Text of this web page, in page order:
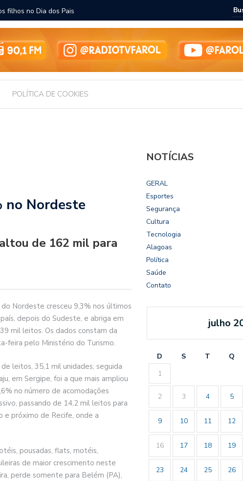
no Dia dos Pais
Câmara dialoga com UFAL e
Legislativo
POLÍTICA DE COOKIES
no Nordeste
de 162 mil para
Nordeste cresceu 9,3% nos últimos
depois do Sudeste, e abriga em
mil leitos. Os dados constam da
feira pelo Ministério do Turismo.
leitos, 35,1 mil unidades, seguida
em Sergipe, foi a que mais ampliou
no número de acomodações
passando de 14,2 mil leitos para
e próximo de Recife, onde a
pousadas, flats, motéis,
de maior crescimento neste
perde somente para Belém (PA),
NOTÍCIAS
GERAL
Esportes
Segurança
Cultura
Tecnologia
Alagoas
Política
Saúde
Contato
julho
D S T Q
1
2 3 4 5
9 10 11 12
16 17 18 19
23 24 25 26